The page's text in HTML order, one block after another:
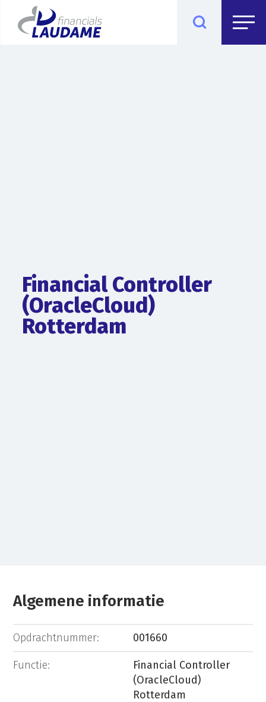
Financial Controller
(OracleCloud)
Rotterdam
Algemene informatie
Opdrachtnummer: 001660
Functie:
Financial Controller
(OracleCloud)
Rotterdam